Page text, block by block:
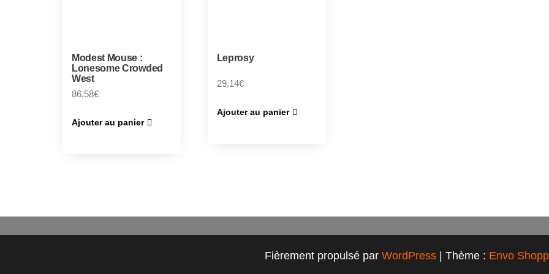
Modest Mouse :
Lonesome Crowded
West
86,58€
Ajouter au panier
Leprosy
29,14€
Ajouter au panier
Fièrement propulsé par WordPress | Thème : Envo